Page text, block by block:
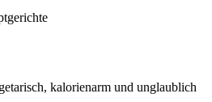
kalorienarm und unglaublich